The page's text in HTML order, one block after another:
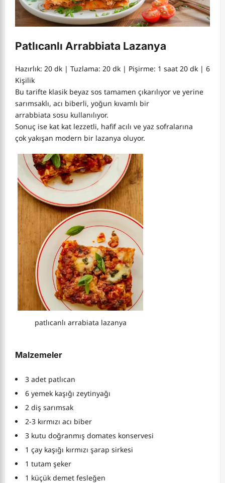
Patlıcanlı Arrabbiata Lazanya
Hazırlık: 20 dk | Tuzlama: 20 dk | Pişirme: 1 saat 20 dk | 6
Kişilik
Bu tarifte klasik beyaz sos tamamen çıkarılıyor ve yerine
sarımsaklı, acı biberli, yoğun kıvamlı bir
arrabbiata sosu kullanılıyor.
Sonuç ise kat kat lezzetli, hafif acılı ve yaz sofralarına
çok yakışan modern bir lazanya oluyor.
patlıcanlı arrabiata lazanya
Malzemeler
3 adet patlıcan
6 yemek kaşığı zeytinyağı
2 diş sarımsak
2-3 kırmızı acı biber
3 kutu doğranmış domates konservesi
1 çay kaşığı kırmızı şarap sirkesi
1 tutam şeker
1 küçük demet fesleğen